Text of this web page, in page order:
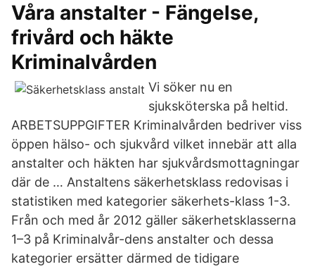
Våra anstalter - Fängelse,
frivård och häkte
Kriminalvården
Vi söker nu en
sjuksköterska på heltid.
ARBETSUPPGIFTER Kriminalvården bedriver viss
öppen hälso- och sjukvård vilket innebär att alla
anstalter och häkten har sjukvårdsmottagningar
där de … Anstaltens säkerhetsklass redovisas i
statistiken med kategorier säkerhets-klass 1-3.
Från och med år 2012 gäller säkerhetsklasserna
1–3 på Kriminalvår-dens anstalter och dessa
kategorier ersätter därmed de tidigare